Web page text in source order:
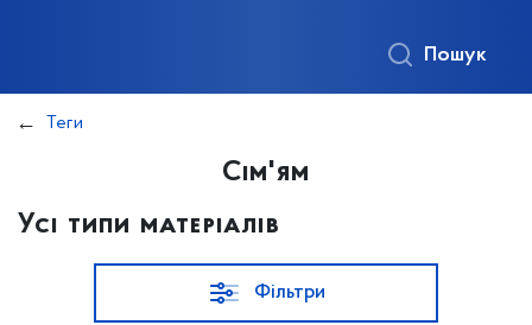
Пошук
Теги
Сім'ям
Усі типи матеріалів
Фільтри